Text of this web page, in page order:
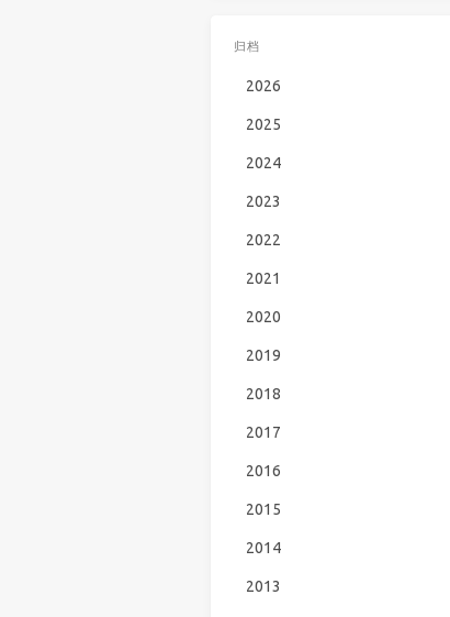
归档
2026
2025
2024
2023
2022
2021
2020
2019
2018
2017
2016
2015
2014
2013